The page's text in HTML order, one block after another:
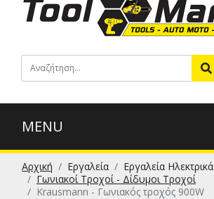
MENU
Αρχική Εργαλεία
Εργαλεία Ηλεκτρικά
Γωνιακοί Τροχοί - Δίδυμοι Τροχοί
Krausmann - Γωνιακός τροχός 900W